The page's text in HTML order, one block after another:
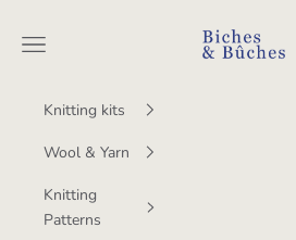
BichesetBuches
Navigation menu
Knitting kits
Wool & Yarn
Knitting
Patterns